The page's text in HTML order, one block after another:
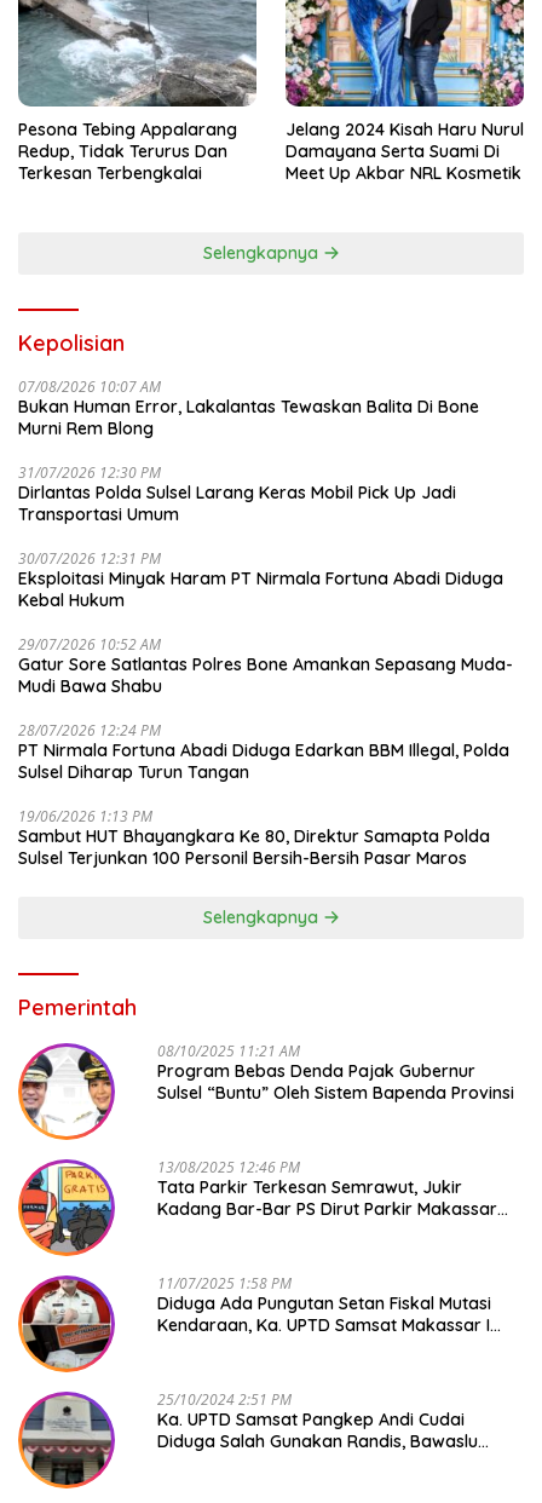
Pesona Tebing Appalarang
Redup, Tidak Terurus Dan
Terkesan Terbengkalai
Jelang 2024 Kisah Haru Nurul
Damayana Serta Suami Di
Meet Up Akbar NRL Kosmetik
Selengkapnya
Kepolisian
07/08/2026 10:07 AM
Bukan Human Error, Lakalantas Tewaskan Balita Di Bone
Murni Rem Blong
31/07/2026 12:30 PM
Dirlantas Polda Sulsel Larang Keras Mobil Pick Up Jadi
Transportasi Umum
30/07/2026 12:31 PM
Eksploitasi Minyak Haram PT Nirmala Fortuna Abadi Diduga
Kebal Hukum
29/07/2026 10:52 AM
Gatur Sore Satlantas Polres Bone Amankan Sepasang Muda-
Mudi Bawa Shabu
28/07/2026 12:24 PM
PT Nirmala Fortuna Abadi Diduga Edarkan BBM Illegal, Polda
Sulsel Diharap Turun Tangan
19/06/2026 1:13 PM
Sambut HUT Bhayangkara Ke 80, Direktur Samapta Polda
Sulsel Terjunkan 100 Personil Bersih-Bersih Pasar Maros
Selengkapnya
Pemerintah
08/10/2025 11:21 AM
Program Bebas Denda Pajak Gubernur
Sulsel “Buntu” Oleh Sistem Bapenda Provinsi
13/08/2025 12:46 PM
Tata Parkir Terkesan Semrawut, Jukir
Kadang Bar-Bar PS Dirut Parkir Makassar
11/07/2025 1:58 PM
Diduga Ada Pungutan Setan Fiskal Mutasi
Kendaraan, Ka. UPTD Samsat Makassar I
25/10/2024 2:51 PM
Ka. UPTD Samsat Pangkep Andi Cudai
Diduga Salah Gunakan Randis, Bawaslu